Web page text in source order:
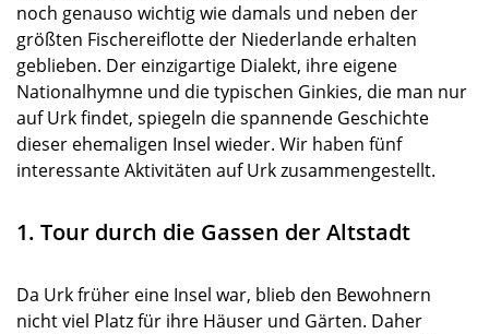
noch genauso wichtig wie damals und neben der
größten Fischereiflotte der Niederlande erhalten
geblieben. Der einzigartige Dialekt, ihre eigene
Nationalhymne und die typischen Ginkies, die man nur
auf Urk findet, spiegeln die spannende Geschichte
dieser ehemaligen Insel wieder. Wir haben fünf
interessante Aktivitäten auf Urk zusammengestellt.
1. Tour durch die Gassen der Altstadt
Da Urk früher eine Insel war, blieb den Bewohnern
nicht viel Platz für ihre Häuser und Gärten. Daher